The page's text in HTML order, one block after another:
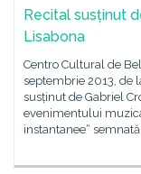
Recital susținut
Lisabona
Centro Cultural de
septembrie 2013, de
susținut de Gabriel
evenimentului
instantanee“ semnată